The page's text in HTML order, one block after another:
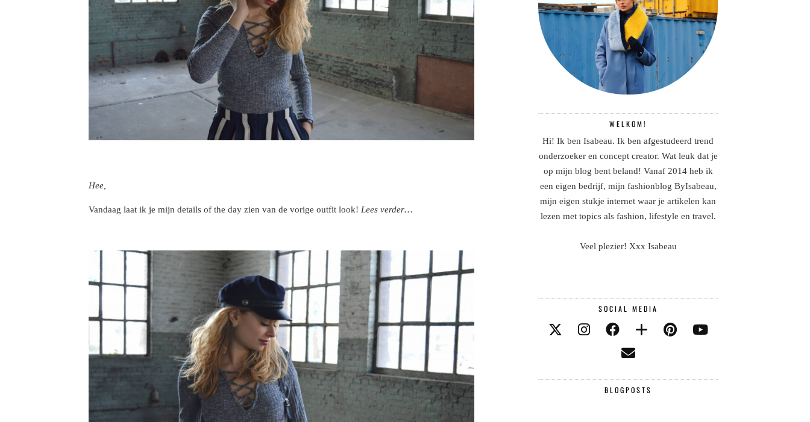
Hee,
Vandaag laat ik je mijn details of the day zien van de vorige outfit look! Lees verder…
WELKOM!
Hi! Ik ben Isabeau. Ik ben afgestudeerd trend
onderzoeker en concept creator. Wat leuk dat je
op mijn blog bent beland! Vanaf 2014 heb ik
een eigen bedrijf, mijn fashionblog ByIsabeau,
mijn eigen stukje internet waar je artikelen kan
lezen met topics als fashion, lifestyle en travel.
Veel plezier! Xxx Isabeau
SOCIAL MEDIA
BLOGPOSTS